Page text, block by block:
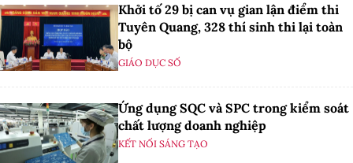
Khởi tố 29 bị can vụ gian lận điểm thi
Tuyên Quang, 328 thí sinh thi lại toàn
bộ
GIÁO DỤC SỐ
Ứng dụng SQC và SPC trong kiểm soát
chất lượng doanh nghiệp
KẾT NỐI SÁNG TẠO